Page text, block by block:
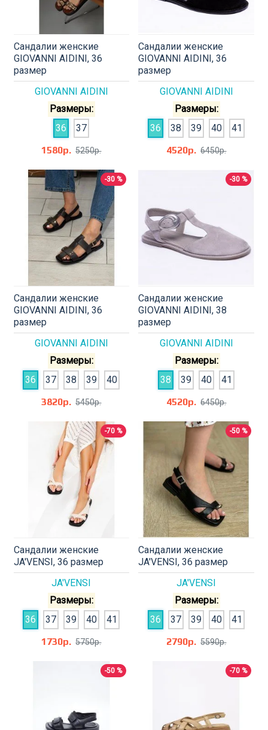
GIOVANNI AIDINI
Сандалии женские
GIOVANNI AIDINI, 36
размер
Размеры:
36
37
1580р. 5250р.
GIOVANNI AIDINI
Сандалии женские
GIOVANNI AIDINI, 36
размер
Размеры:
36
38 39 40
41
4520р. 6450р.
-30 %
GIOVANNI AIDINI
Сандалии женские
GIOVANNI AIDINI, 36
размер
Размеры:
36
37 38 39
40
3820р. 5450р.
-30 %
GIOVANNI AIDINI
Сандалии женские
GIOVANNI AIDINI, 38
размер
Размеры:
38
39 40
41
4520р. 6450р.
-70 %
JA'VENSI
Сандалии женские
JA'VENSI, 36 размер
Размеры:
36
37 39 40
41
1730р. 5750р.
-50 %
JA'VENSI
Сандалии женские
JA'VENSI, 36 размер
Размеры:
36
37 39 40
41
2790р. 5590р.
-50 % -70 %